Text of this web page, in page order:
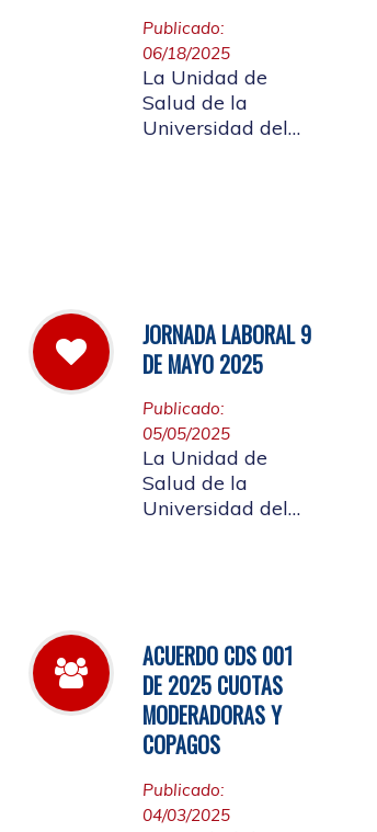
Publicado:
06/18/2025
La Unidad de
Salud de la
Universidad del
Universitaria
Afiliada a
participar en ellos.
JORNADA LABORAL 9
DE MAYO 2025
Publicado:
05/05/2025
La Unidad de
Salud de la
Universidad del
ACUERDO CDS 001
DE 2025 CUOTAS
MODERADORAS Y
COPAGOS
Publicado:
04/03/2025